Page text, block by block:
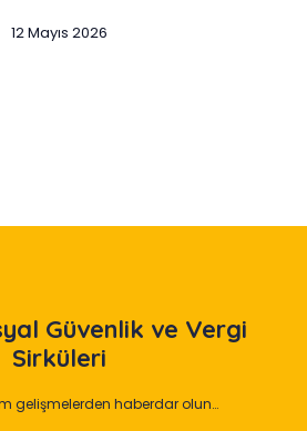
12 Mayıs 2026
Güvenlik ve Vergi
Sirküleri
gelişmelerden haberdar olun…